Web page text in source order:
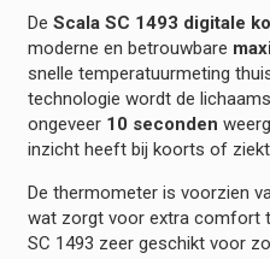
De Scala SC 1493 digitale
moderne en betrouwbare
snelle temperatuurmeting
technologie wordt de
ongeveer 10 seconden
inzicht heeft bij koorts of
De thermometer is voorzien
wat zorgt voor extra comfort
SC 1493 zeer geschikt voor